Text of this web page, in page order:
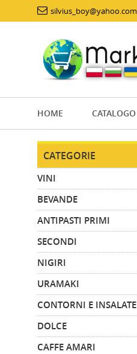
silvius_boy@yahoo.com
HOME CATALOGO
CATEGORIE
VINI
BEVANDE
ANTIPASTI PRIMI
SECONDI
NIGIRI
URAMAKI
CONTORNI E INSALATE
DOLCE
CAFFE AMARI